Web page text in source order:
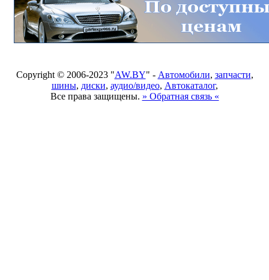
Copyright © 2006-2023 "AW.BY" - Автомобили, запчасти,
шины, диски, аудио/видео, Автокаталог,
Все права защищены. » Обратная связь «